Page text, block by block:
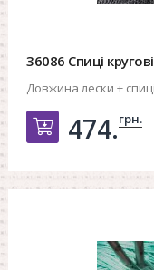
36086 Спиці
Довжина лески +
Добавить в
474.грн.